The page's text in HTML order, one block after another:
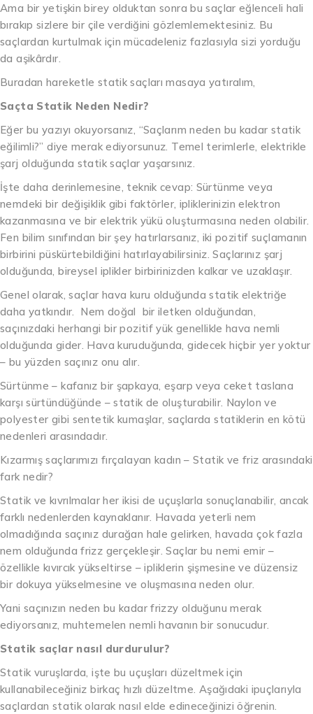
Ama bir yetişkin birey olduktan sonra bu saçlar eğlenceli hali
bırakıp sizlere bir çile verdiğini gözlemlemektesiniz. Bu
saçlardan kurtulmak için mücadeleniz fazlasıyla sizi yorduğu
da aşikârdır.
Buradan hareketle statik saçları masaya yatıralım,
Saçta Statik Neden Nedir?
Eğer bu yazıyı okuyorsanız, “Saçlarım neden bu kadar statik
eğilimli?” diye merak ediyorsunuz. Temel terimlerle, elektrikle
şarj olduğunda statik saçlar yaşarsınız.
İşte daha derinlemesine, teknik cevap: Sürtünme veya
nemdeki bir değişiklik gibi faktörler, ipliklerinizin elektron
kazanmasına ve bir elektrik yükü oluşturmasına neden olabilir.
Fen bilim sınıfından bir şey hatırlarsanız, iki pozitif suçlamanın
birbirini püskürtebildiğini hatırlayabilirsiniz. Saçlarınız şarj
olduğunda, bireysel iplikler birbirinizden kalkar ve uzaklaşır.
Genel olarak, saçlar hava kuru olduğunda statik elektriğe
daha yatkındır. Nem doğal bir iletken olduğundan,
saçınızdaki herhangi bir pozitif yük genellikle hava nemli
olduğunda gider. Hava kuruduğunda, gidecek hiçbir yer yoktur
– bu yüzden saçınız onu alır.
Sürtünme – kafanız bir şapkaya, eşarp veya ceket taslana
karşı sürtündüğünde – statik de oluşturabilir. Naylon ve
polyester gibi sentetik kumaşlar, saçlarda statiklerin en kötü
nedenleri arasındadır.
Kızarmış saçlarımızı fırçalayan kadın – Statik ve friz arasındaki
fark nedir?
Statik ve kıvrılmalar her ikisi de uçuşlarla sonuçlanabilir, ancak
farklı nedenlerden kaynaklanır. Havada yeterli nem
olmadığında saçınız durağan hale gelirken, havada çok fazla
nem olduğunda frizz gerçekleşir. Saçlar bu nemi emir –
özellikle kıvırcık yükseltirse – ipliklerin şişmesine ve düzensiz
bir dokuya yükselmesine ve oluşmasına neden olur.
Yani saçınızın neden bu kadar frizzy olduğunu merak
ediyorsanız, muhtemelen nemli havanın bir sonucudur.
Statik saçlar nasıl durdurulur?
Statik vuruşlarda, işte bu uçuşları düzeltmek için
kullanabileceğiniz birkaç hızlı düzeltme. Aşağıdaki ipuçlarıyla
saçlardan statik olarak nasıl elde edineceğinizi öğrenin.